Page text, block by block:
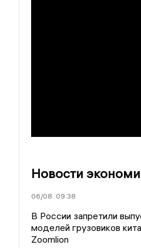
Новости
06/08 09:38
В России запретили
моделей грузовиков
Zoomlion